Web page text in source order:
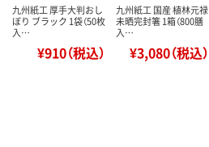
九州紙工 厚手大判おし
ぼり ブラック 1袋（50枚
入…
¥910（税込）
九州紙工 国産 植林元禄
未晒完封箸 1箱（800膳
入…
¥3,080（税込）